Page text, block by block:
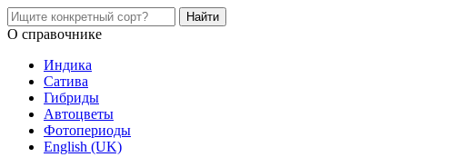
О справочнике
Индика
Сатива
Гибриды
Автоцветы
Фотопериоды
English (UK)